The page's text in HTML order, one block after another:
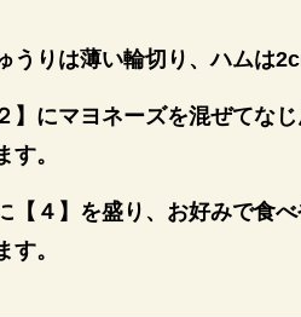
うりは薄い輪切り、ハムは
】にマヨネーズを混ぜてな
す。
【４】を盛り、お好みで食
す。